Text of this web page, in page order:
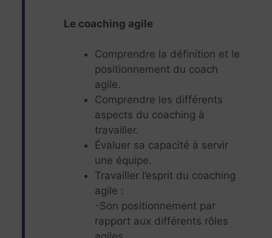
Le coaching agile
Comprendre la définition et le
positionnement du coach
agile.
Comprendre les différents
aspects du coaching à
travailler.
Évaluer sa capacité à servir
une équipe.
Travailler l’esprit du coaching
agile :
-Son positionnement par
rapport aux différents rôles